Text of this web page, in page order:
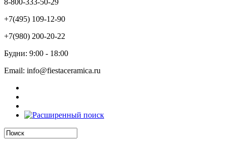
8-800-333-50-29
+7(495) 109-12-90
+7(980) 200-20-22
Будни: 9:00 - 18:00
Email: info@fiestaceramica.ru